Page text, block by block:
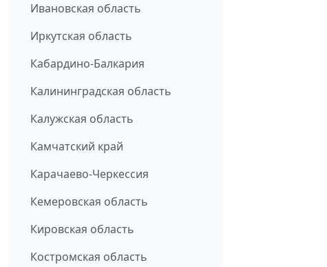
Ивановская область
Иркутская область
Кабардино-Балкария
Калининградская область
Калужская область
Камчатский край
Карачаево-Черкессия
Кемеровская область
Кировская область
Костромская область